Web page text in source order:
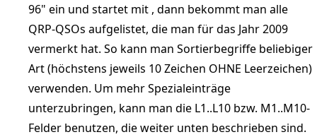
96" ein und startet mit , dann bekommt man alle
QRP-QSOs aufgelistet, die man für das Jahr 2009
vermerkt hat. So kann man Sortierbegriffe beliebiger
Art (höchstens jeweils 10 Zeichen OHNE Leerzeichen)
verwenden. Um mehr Spezialeinträge
unterzubringen, kann man die L1..L10 bzw. M1..M10-
Felder benutzen, die weiter unten beschrieben sind.